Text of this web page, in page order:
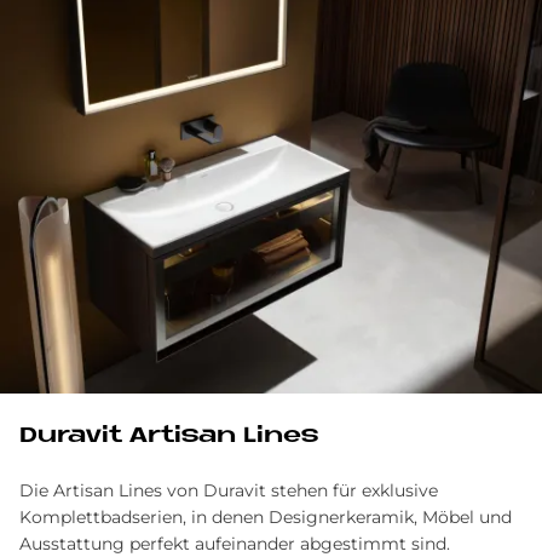
Du­ra­vit Ar­ti­san Li­nes
Die Artisan Lines von Duravit stehen für exklusive
Komplettbadserien, in denen Designerkeramik, Möbel und
Ausstattung perfekt aufeinander abgestimmt sind.